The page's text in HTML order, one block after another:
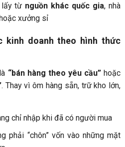
lấy từ nguồn khác quốc gia, nhà
xưởng sỉ
kinh doanh theo hình thức
“bán hàng theo yêu cầu”hoặc
. Thay vì ôm hàng sẵn, trữ kho lớn,
chỉ nhập khi đã có người mua
phải “chôn” vốn vào những mặt